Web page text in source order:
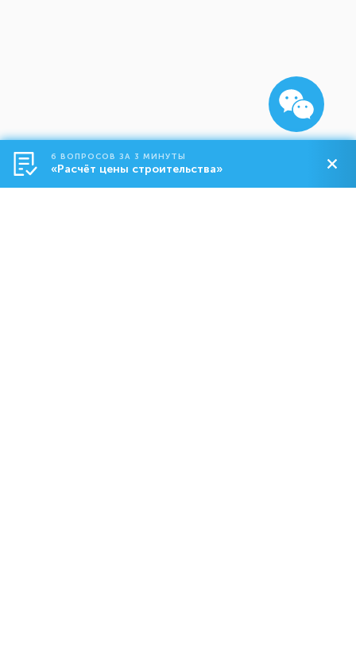
6 ВОПРОСОВ ЗА 3 МИНУТЫ
«Расчёт цены строительства»